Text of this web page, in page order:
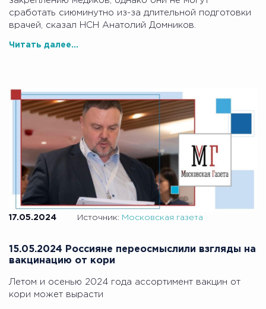
сработать сиюминутно из-за длительной подготовки
врачей, сказал НСН Анатолий Домников.
Читать далее...
17.05.2024 Источник: Московская газета
15.05.2024 Россияне переосмыслили взгляды на
вакцинацию от кори
Летом и осенью 2024 года ассортимент вакцин от
кори может вырасти